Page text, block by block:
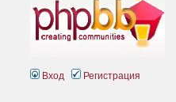
Вход Регистрация